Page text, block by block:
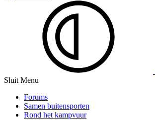
Sluit Menu
Forums
Samen buitensporten
Rond het kampvuur